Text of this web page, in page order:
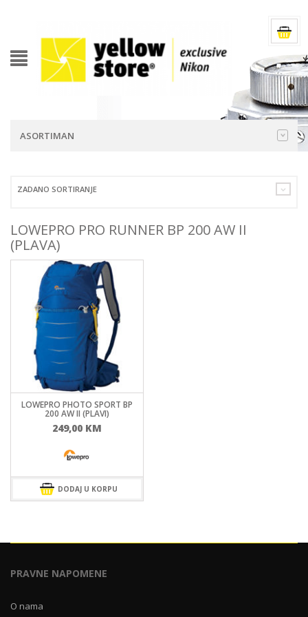
ASORTIMAN
ZADANO SORTIRANJE
LOWEPRO PRO RUNNER BP 200 AW II
(PLAVA)
LOWEPRO PHOTO SPORT BP
200 AW II (PLAVI)
249,00 KM
DODAJ U KORPU
PRAVNE NAPOMENE
O nama